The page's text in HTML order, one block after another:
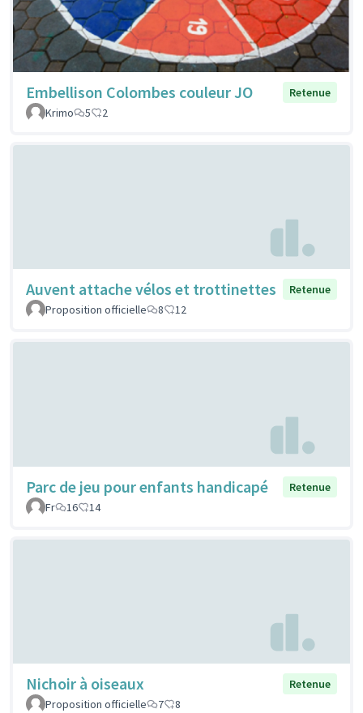
Embellison Colombes couleur JO
Retenue
Krimo
5 2
Auvent attache vélos et trottinettes
Retenue
Proposition officielle
8 12
Parc de jeu pour enfants handicapé
Retenue
Fr
16 14
Nichoir à oiseaux
Retenue
Proposition officielle
7 8